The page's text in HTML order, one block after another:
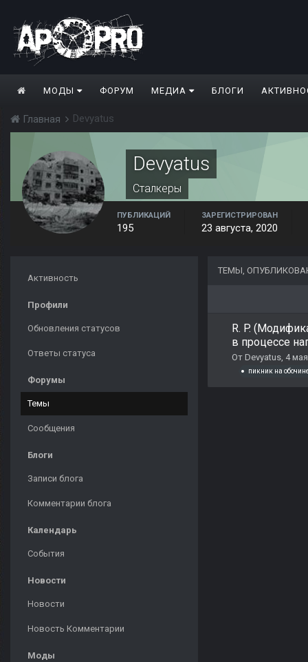
МОДЫ ФОРУМ МЕДИА БЛОГИ
Главная Devyatus
Devyatus
Сталкеры
ПУБЛИКАЦИЙ
195
ЗАРЕГИСТРИРОВАН
23 августа, 2020
Активность
Профили
Обновления статусов
Ответы статуса
Форумы
Темы
Сообщения
Блоги
Записи блога
Комментарии блога
Календарь
События
Новости
Новости
Новость Комментарии
Моды
ТЕМЫ,
R. P.
в процессе
От Devyatus, 4
пикник на